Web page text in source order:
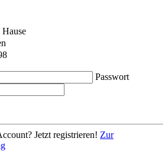
Passwort
Jetzt registrieren! Zur